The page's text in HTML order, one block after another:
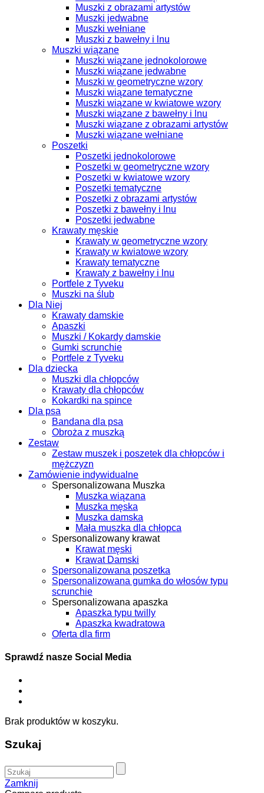
Muszki z obrazami artystów
Muszki jedwabne
Muszki wełniane
Muszki z bawełny i lnu
Muszki wiązane
Muszki wiązane jednokolorowe
Muszki wiązane jedwabne
Muszki w geometryczne wzory
Muszki wiązane tematyczne
Muszki wiązane w kwiatowe wzory
Muszki wiązane z bawełny i lnu
Muszki wiązane z obrazami artystów
Muszki wiązane wełniane
Poszetki
Poszetki jednokolorowe
Poszetki w geometryczne wzory
Poszetki w kwiatowe wzory
Poszetki tematyczne
Poszetki z obrazami artystów
Poszetki z bawełny i lnu
Poszetki jedwabne
Krawaty męskie
Krawaty w geometryczne wzory
Krawaty w kwiatowe wzory
Krawaty tematyczne
Krawaty z bawełny i lnu
Portfele z Tyveku
Muszki na ślub
Dla Niej
Krawaty damskie
Apaszki
Muszki / Kokardy damskie
Gumki scrunchie
Portfele z Tyveku
Dla dziecka
Muszki dla chłopców
Krawaty dla chłopców
Kokardki na spince
Dla psa
Bandana dla psa
Obroża z muszką
Zestaw
Zestaw muszek i poszetek dla chłopców i
mężczyzn
Zamówienie indywidualne
Spersonalizowana Muszka
Muszka wiązana
Muszka męska
Muszka damska
Mała muszka dla chłopca
Spersonalizowany krawat
Krawat męski
Krawat Damski
Spersonalizowana poszetka
Spersonalizowana gumka do włosów typu
scrunchie
Spersonalizowana apaszka
Apaszka typu twilly
Apaszka kwadratowa
Oferta dla firm
Sprawdź nasze Social Media
Brak produktów w koszyku.
Szukaj
Zamknij